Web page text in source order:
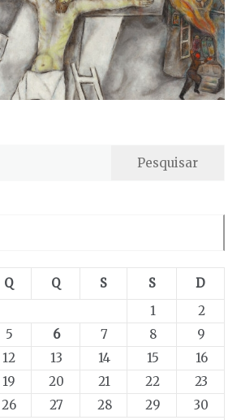
Q Q S S
D
1
2
5 6 7 8
9
12 13 14 15
16
19 20 21 22
23
26 27 28 29
30